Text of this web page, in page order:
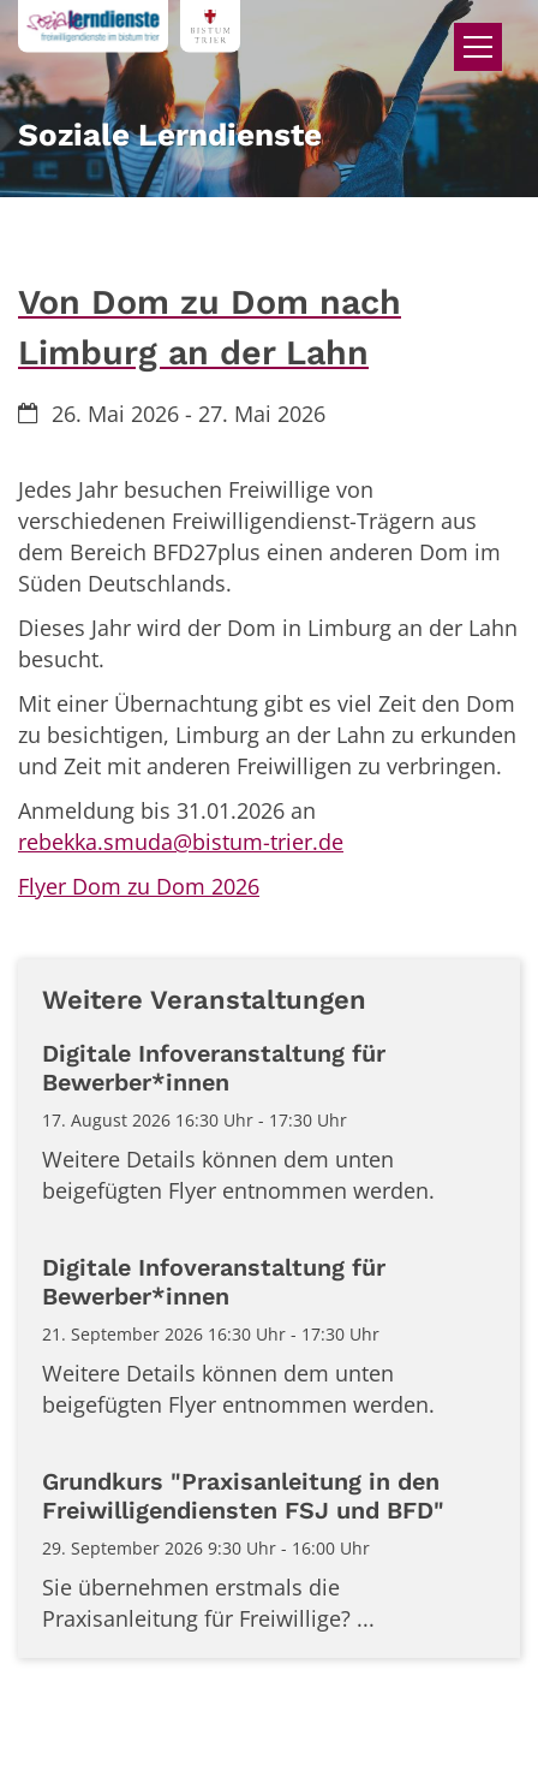
Zum Inhalt springen
Soziale Lerndienste
Von Dom zu Dom nach
Limburg an der Lahn
Datum:26. Mai 2026 - 27. Mai 2026
Jedes Jahr besuchen Freiwillige von
verschiedenen Freiwilligendienst-Trägern aus
dem Bereich BFD27plus einen anderen Dom im
Süden Deutschlands.
Dieses Jahr wird der Dom in Limburg an der Lahn
besucht.
Mit einer Übernachtung gibt es viel Zeit den Dom
zu besichtigen, Limburg an der Lahn zu erkunden
und Zeit mit anderen Freiwilligen zu verbringen.
Anmeldung bis 31.01.2026 an
rebekka.smuda@bistum-trier.de
Flyer Dom zu Dom 2026
Weitere Veranstaltungen
Digitale Infoveranstaltung für
Bewerber*innen
17. August 2026 16:30 Uhr - 17:30 Uhr
Weitere Details können dem unten
beigefügten Flyer entnommen werden.
Digitale Infoveranstaltung für
Bewerber*innen
21. September 2026 16:30 Uhr - 17:30 Uhr
Weitere Details können dem unten
beigefügten Flyer entnommen werden.
Grundkurs "Praxisanleitung in den
Freiwilligendiensten FSJ und BFD"
29. September 2026 9:30 Uhr - 16:00 Uhr
Sie übernehmen erstmals die
Praxisanleitung für Freiwillige? ...